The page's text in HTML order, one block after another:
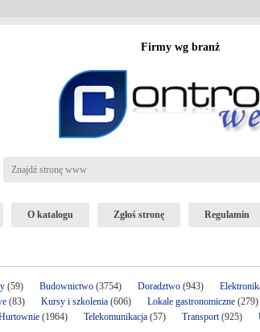
Firmy wg branż
O katalogu Zgłoś stronę Regulamin
(59) Budownictwo (3754) Doradztwo (943)
(83) Kursy i szkolenia (606) Lokale gastronomiczne (279)
(1964) Telekomunikacja (57) Transport(925)